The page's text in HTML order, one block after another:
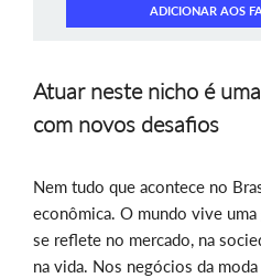
ADICIONAR AOS
Atuar neste nicho é
com novos desafios
Nem tudo que acontece no
econômica. O mundo vive
se reflete no mercado, na
na vida. Nos negócios da